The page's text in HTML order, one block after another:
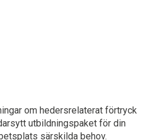
om hedersrelaterat förtryck
utbildningspaket för din
särskilda behov.